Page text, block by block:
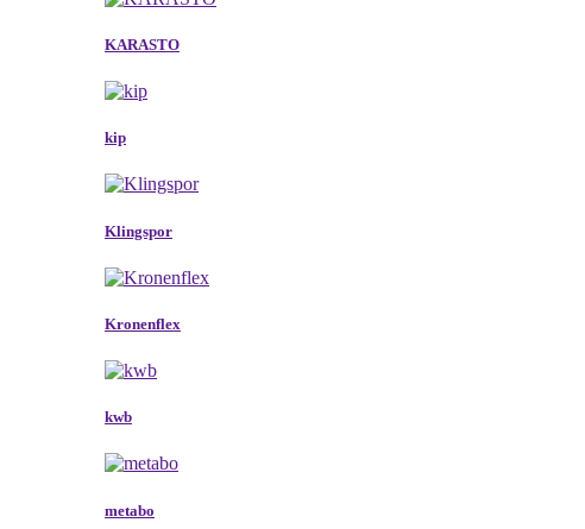
KARASTO
kip
Klingspor
Kronenflex
kwb
metabo